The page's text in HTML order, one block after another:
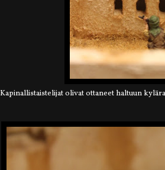
Kapinallistaistelijat olivat ottaneet haltuun